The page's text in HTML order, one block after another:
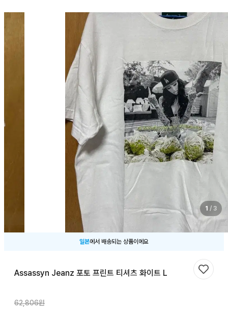
1 / 3
일본에서 배송되는 상품이에요
Assassyn Jeanz 포토 프린트 티셔츠 화이트 L
62,806원
찜하기